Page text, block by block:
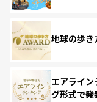
地球の歩き
エアライ
グ形式で発